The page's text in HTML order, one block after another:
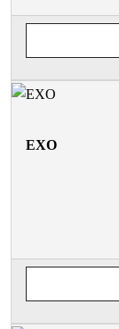
EXO